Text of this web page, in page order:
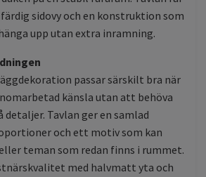
sidovy och en konstruktion som
upp utan extra inramning.
passar särskilt bra när
känsla utan att behöva
detaljer. Tavlan ger en samlad
och ett motiv som kan
teman som redan finns i rummet.
med halvmatt yta och